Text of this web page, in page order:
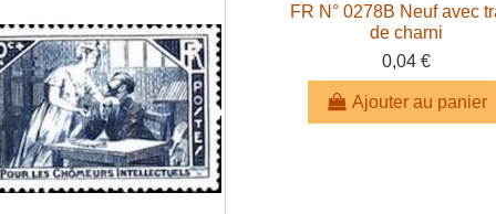
FR N° 0278B Neuf avec
de charni
0,04 €
Ajouter au panier